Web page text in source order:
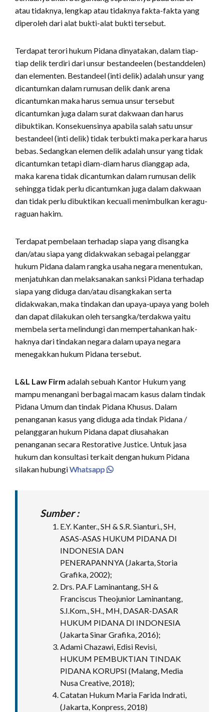
atau tidaknya, lengkap atau tidaknya fakta-fakta yang
diperoleh dari alat bukti-alat bukti tersebut.
Terdapat terori hukum Pidana dinyatakan, dalam tiap-
tiap delik terdiri dari unsur bestandeelen (bestanddelen)
dan elementen. Bestandeel (inti delik) adalah unsur yang
dicantumkan dalam rumusan delik dank arena
dicantumkan maka harus semua unsur tersebut
dicantumkan juga dalam surat dakwaan dan harus
dibuktikan. Konsekuensinya apabila salah satu unsur
bestandeel (inti delik) tidak terbukti maka perkara harus
bebas. Sedangkan elemen delik adalah unsur yang tidak
dicantumkan tetapi diam-diam harus dianggap ada,
maka karena tidak dicantumkan dalam rumusan delik
sehingga tidak perlu dicantumkan juga dalam dakwaan
dan tidak perlu dibuktikan kecuali menimbulkan keragu-
raguan hakim.
Terdapat pembelaan terhadap siapa yang disangka
dan/atau siapa yang didakwakan sebagai pelanggar
hukum Pidana dalam rangka usaha negara menentukan,
menjatuhkan dan melaksanakan sanksi Pidana terhadap
siapa yang diduga dan/atau disangkakan serta
didakwakan, maka tindakan dan upaya-upaya yang boleh
dan dapat dilakukan oleh tersangka/terdakwa yaitu
membela serta melindungi dan mempertahankan hak-
haknya dari tindakan negara dalam upaya negara
menegakkan hukum Pidana tersebut.
L&L Law Firm adalah sebuah Kantor Hukum yang
mampu menangani berbagai macam kasus dalam tindak
Pidana Umum dan tindak Pidana Khusus. Dalam
penanganan kasus yang diduga ada tindak Pidana /
pelanggaran hukum Pidana dapat diusahakan
penanganan secara Restorative Justice. Untuk jasa
hukum dan konsultasi terkait dengan hukum Pidana
silakan hubungiWhatsapp
Sumber :
E.Y. Kanter., SH & S.R. Sianturi., SH,
ASAS-ASAS HUKUM PIDANA DI
INDONESIA DAN
PENERAPANNYA (Jakarta, Storia
Grafika, 2002);
Drs. P.A.F Laminantang, SH &
Franciscus Theojunior Laminantang,
S.I.Kom., SH., MH, DASAR-DASAR
HUKUM PIDANA DI INDONESIA
(Jakarta Sinar Grafika, 2016);
Adami Chazawi, Edisi Revisi,
HUKUM PEMBUKTIAN TINDAK
PIDANA KORUPSI (Malang, Media
Nusa Creative, 2018);
Catatan Hukum Maria Farida Indrati,
(Jakarta, Konpress, 2018)